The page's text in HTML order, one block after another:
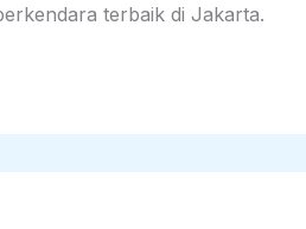
terbaik di Jakarta.